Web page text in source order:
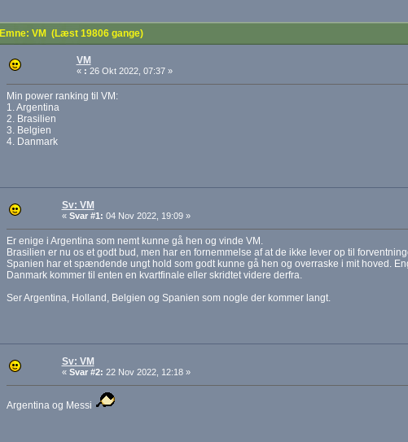
Emne: VM (Læst 19806 gange)
VM
« : 26 Okt 2022, 07:37 »
Min power ranking til VM:
1. Argentina
2. Brasilien
3. Belgien
4. Danmark
Sv: VM
« Svar #1: 04 Nov 2022, 19:09 »
Er enige i Argentina som nemt kunne gå hen og vinde VM.
Brasilien er nu os et godt bud, men har en fornemmelse af at de ikke lever op til
Spanien har et spændende ungt hold som godt kunne gå hen og overraske i mit hoved.
Danmark kommer til enten en kvartfinale eller skridtet videre derfra.
Ser Argentina, Holland, Belgien og Spanien som nogle der kommer langt.
Sv: VM
« Svar #2: 22 Nov 2022, 12:18 »
Argentina og Messi